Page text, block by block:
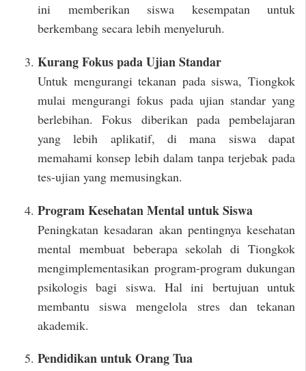
ini memberikan siswa kesempatan untuk
berkembang secara lebih menyeluruh.
Kurang Fokus pada Ujian Standar
Untuk mengurangi tekanan pada siswa, Tiongkok
mulai mengurangi fokus pada ujian standar yang
berlebihan. Fokus diberikan pada pembelajaran
yang lebih aplikatif, di mana siswa dapat
memahami konsep lebih dalam tanpa terjebak pada
tes-ujian yang memusingkan.
Program Kesehatan Mental untuk Siswa
Peningkatan kesadaran akan pentingnya kesehatan
mental membuat beberapa sekolah di Tiongkok
mengimplementasikan program-program dukungan
psikologis bagi siswa. Hal ini bertujuan untuk
membantu siswa mengelola stres dan tekanan
akademik.
Pendidikan untuk Orang Tua